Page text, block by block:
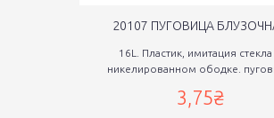
20107 ПУГОВИЦА
16L. Пластик, имитация стекла
никелированном ободке.
3,75₴